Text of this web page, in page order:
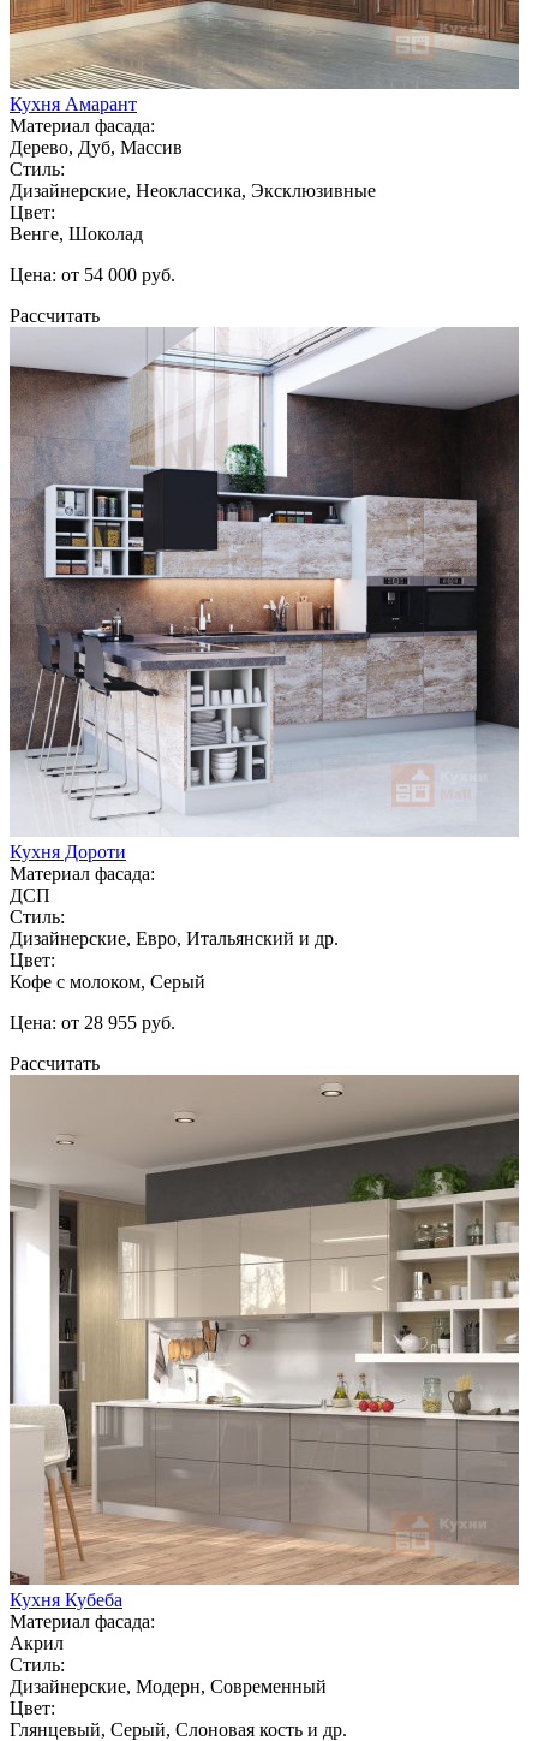
Кухня Амарант
Материал фасада:
Дерево, Дуб, Массив
Стиль:
Дизайнерские, Неоклассика, Эксклюзивные
Цвет:
Венге, Шоколад
Цена: от 54 000 руб.
Рассчитать
Кухня Дороти
Материал фасада:
ДСП
Стиль:
Дизайнерские, Евро, Итальянский и др.
Цвет:
Кофе с молоком, Серый
Цена: от 28 955 руб.
Рассчитать
Кухня Кубеба
Материал фасада:
Акрил
Стиль:
Дизайнерские, Модерн, Современный
Цвет:
Глянцевый, Серый, Слоновая кость и др.